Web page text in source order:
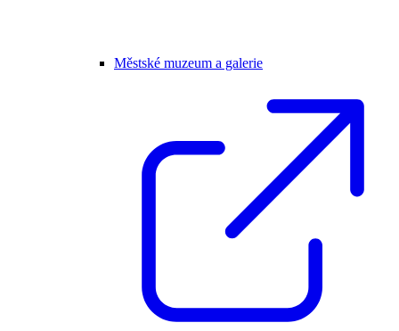
Městské muzeum a galerie